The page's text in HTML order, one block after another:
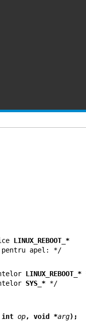
LINUX_REBOOT_*
pentru apel: */
LINUX_REBOOT_*
SYS_*
*/
op, void *arg);